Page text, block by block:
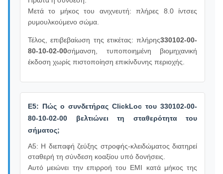
Μετά το μήκος του ανιχνευτή: πλήρες 8.0 ίντσες
ρυμουλκούμενο σώμα.
Τέλος, επιβεβαίωση της ετικέτας: πλήρης330102-00-
80-10-02-00σήμανση, τυποποιημένη βιομηχανική
έκδοση χωρίς πιστοποίηση επικίνδυνης περιοχής.
Ε5: Πώς ο συνδετήρας ClickLoc του 330102-00-
80-10-02-00 βελτιώνει τη σταθερότητα του
σήματος;
Α5: Η διεπαφή ζεύξης στροφής-κλειδώματος διατηρεί
σταθερή τη σύνδεση κοαξίου υπό δονήσεις.
Αυτό μειώνει την επιρροή του EMI κατά μήκος της